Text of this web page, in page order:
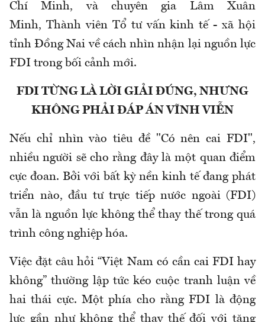
Chí Minh, và chuyên gia Lâm Xuân
Minh, Thànhviên Tổ tư vấn kinh tế - xã hội
tỉnh Đồng Nai về cách nhìn nhận lại nguồn lực
FDI trong bối cảnh mới.
FDI TỪNG LÀ LỜI GIẢI ĐÚNG, NHƯNG
KHÔNG PHẢI ĐÁP ÁN VĨNH VIỄN
Nếu chỉ nhìn vào tiêu đề "Có nên cai FDI",
nhiều người sẽ cho rằng đây là một quan điểm
cực đoan. Bởi với bất kỳ nền kinh tế đang phát
triển nào, đầu tư trực tiếp nước ngoài (FDI)
vẫn là nguồn lực không thể thay thế trong quá
trình công nghiệp hóa.
Việc đặt câu hỏi “Việt Nam có cần cai FDI hay
không” thường lập tức kéo cuộc tranh luận về
hai thái cực. Một phía cho rằng FDI là động
lực gần như không thể thay thế đối với tăng